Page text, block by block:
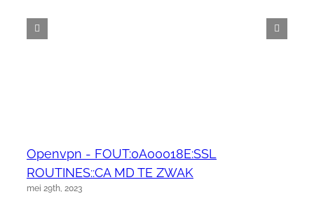
Openvpn - FOUT:0A00018E:SSL
ROUTINES::CA MD TE ZWAK
mei 29th, 2023